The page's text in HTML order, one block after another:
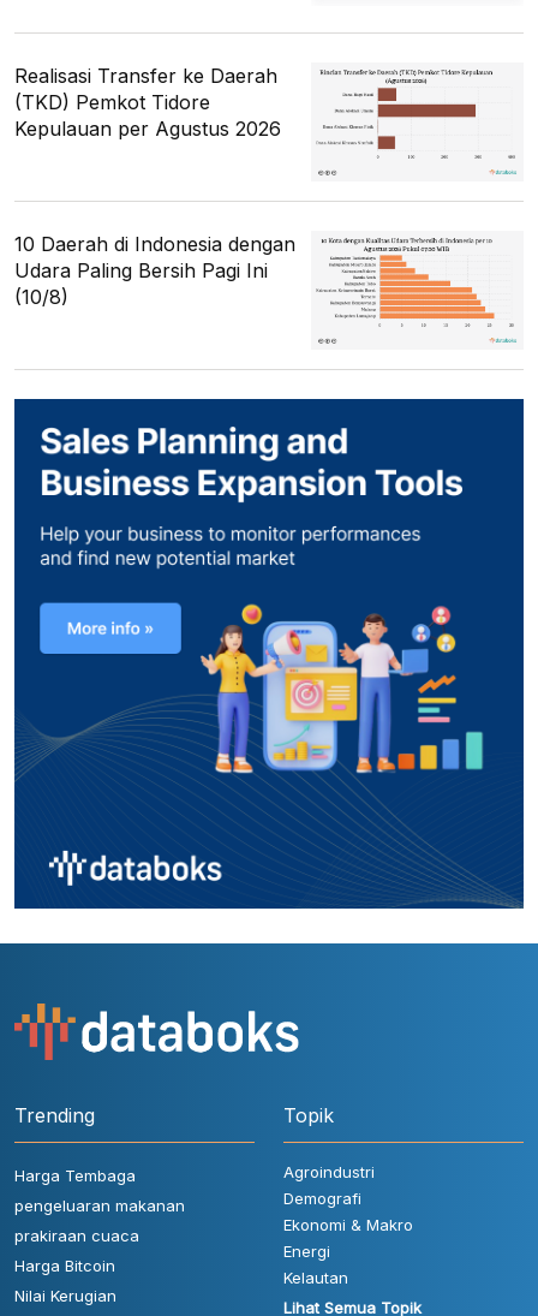
Realisasi Transfer ke Daerah
(TKD) Pemkot Tidore
Kepulauan per Agustus 2026
10 Daerah di Indonesia dengan
Udara Paling Bersih Pagi Ini
(10/8)
Trending
Harga Tembaga
pengeluaran makanan
prakiraan cuaca
Harga Bitcoin
Nilai Kerugian
Topik
Agroindustri
Demografi
Ekonomi & Makro
Energi
Kelautan
Lihat Semua Topik